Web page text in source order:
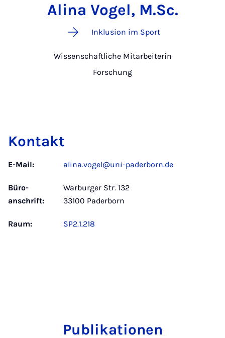
Alina Vogel, M.Sc.
Inklusion im Sport
Wissenschaftliche Mitarbeiterin
Forschung
Kontakt
E-Mail: alina.vogel@uni-paderborn.de
Büro­
anschrift:
Warburger Str. 132
33100 Paderborn
Raum: SP2.1.218
Publikationen